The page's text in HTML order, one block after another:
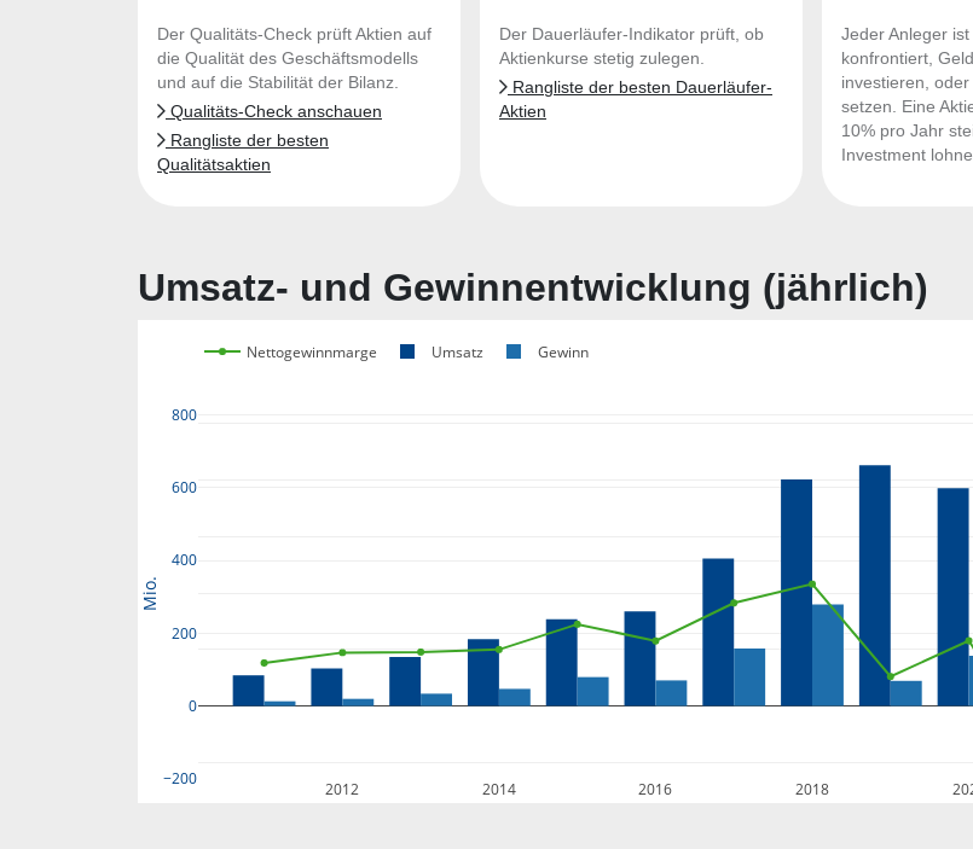
Der Qualitäts-Check prüft Aktien auf
die Qualität des Geschäftsmodells
und auf die Stabilität der Bilanz.
Qualitäts-Check anschauen
Rangliste der besten
Qualitätsaktien
Der Dauerläufer-Indikator prüft, ob
Aktienkurse stetig zulegen.
Rangliste der besten Dauerläufer-
Aktien
Jeder Anleger
konfrontiert,
investieren,
setzen. Eine
10% pro Jahr
Investment
Umsatz- und Gewinnentwicklung (jährlich)
2012 2014 2016 2018
−200
0
200
400
600
800
Nettogewinnmarge Umsatz Gewinn
Mio.